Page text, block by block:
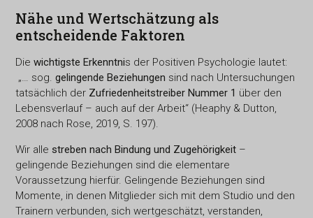
Nähe und Wertschätzung als
entscheidende Faktoren
Diewichtigste Erkenntnis der Positiven Psychologie lautet:
„… sog.gelingende Beziehungen sind nach Untersuchungen
tatsächlich der Zufriedenheitstreiber Nummer 1 über den
Lebensverlauf – auch auf der Arbeit“ (Heaphy & Dutton,
2008 nach Rose, 2019, S. 197).
Wir alle streben nach Bindung und Zugehörigkeit –
gelingende Beziehungen sind die elementare
Voraussetzung hierfür. Gelingende Beziehungen sind
Momente, in denen Mitglieder sich mit dem Studio und den
Trainern verbunden, sich wertgeschätzt, verstanden,